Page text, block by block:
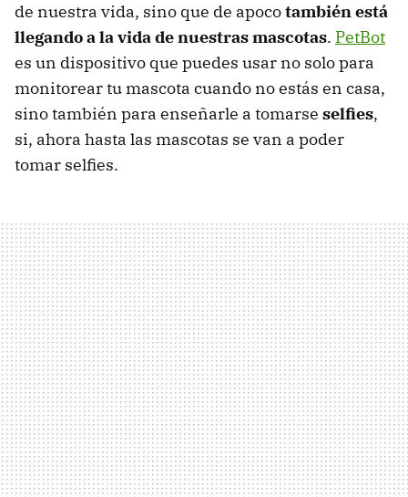
de nuestra vida, sino que de apocotambién está
llegando a la vida de nuestras mascotas. PetBot
es un dispositivo que puedes usar no solo para
monitorear tu mascota cuando no estás en casa,
sino también para enseñarle a tomarse selfies,
si, ahora hasta las mascotas se van a poder
tomar selfies.